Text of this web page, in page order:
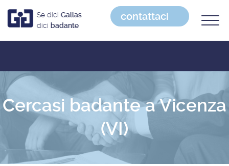
Se dici Gallas
dici badante
contattaci
Cercasi badante a Vicenza
(VI)